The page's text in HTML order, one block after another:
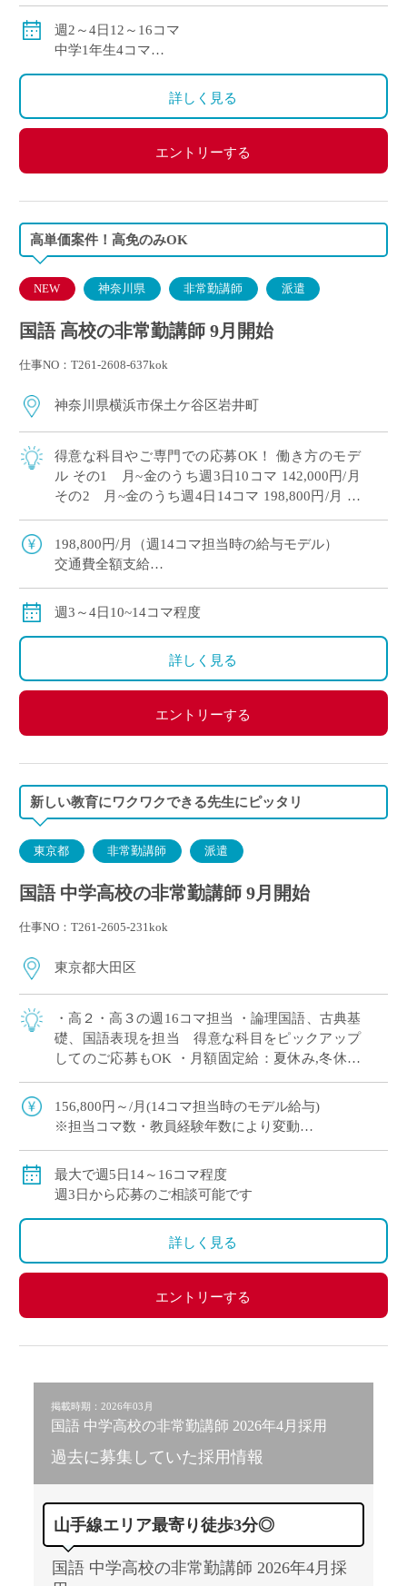
週2～4日12～16コマ
中学1年生4コマ
詳しく見る
エントリーする
高単価案件！高免のみOK
NEW 神奈川県 非常勤講師 派遣
国語 高校の非常勤講師 9月開始
仕事NO：T261-2608-637kok
神奈川県横浜市保土ケ谷区岩井町
得意な科目やご専門での応募OK！ 働き方のモデ
ル その1 月~金のうち週3日10コマ 142,000円/月
その2 月~金のうち週4日14コマ 198,800円/月 共
上部など […]
198,800円/月（週14コマ担当時の給与モデル）
交通費全額支給
週3～4日10~14コマ程度
詳しく見る
エントリーする
新しい教育にワクワクできる先生にピッタリ
東京都 非常勤講師 派遣
国語 中学高校の非常勤講師 9月開始
仕事NO：T261-2605-231kok
東京都大田区
・高２・高３の週16コマ担当 ・論理国語、古典基
礎、国語表現を担当 得意な科目をピックアップ
してのご応募もOK ・月額固定給：夏休み,冬休み
日は7限授業あり(15:55終 […]
156,800円～/月(14コマ担当時のモデル給与)
※担当コマ数・教員経験年数により変動
最大で週5日14～16コマ程度
週3日から応募のご相談可能です
詳しく見る
エントリーする
掲載時期：2026年03月
国語 中学高校の非常勤講師 2026年4月採用
過去に募集していた採用情報
山手線エリア最寄り徒歩3分◎
国語 中学高校の非常勤講師 2026年4月採